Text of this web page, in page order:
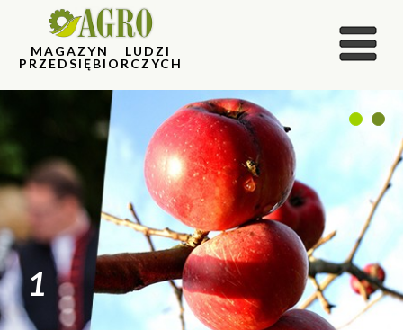
MAGAZYN LUDZI
PRZEDSIĘBIORCZYCH
1
1 2